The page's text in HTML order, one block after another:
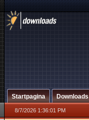
Startpagina Downloads
8/7/2026 1:36:01 PM